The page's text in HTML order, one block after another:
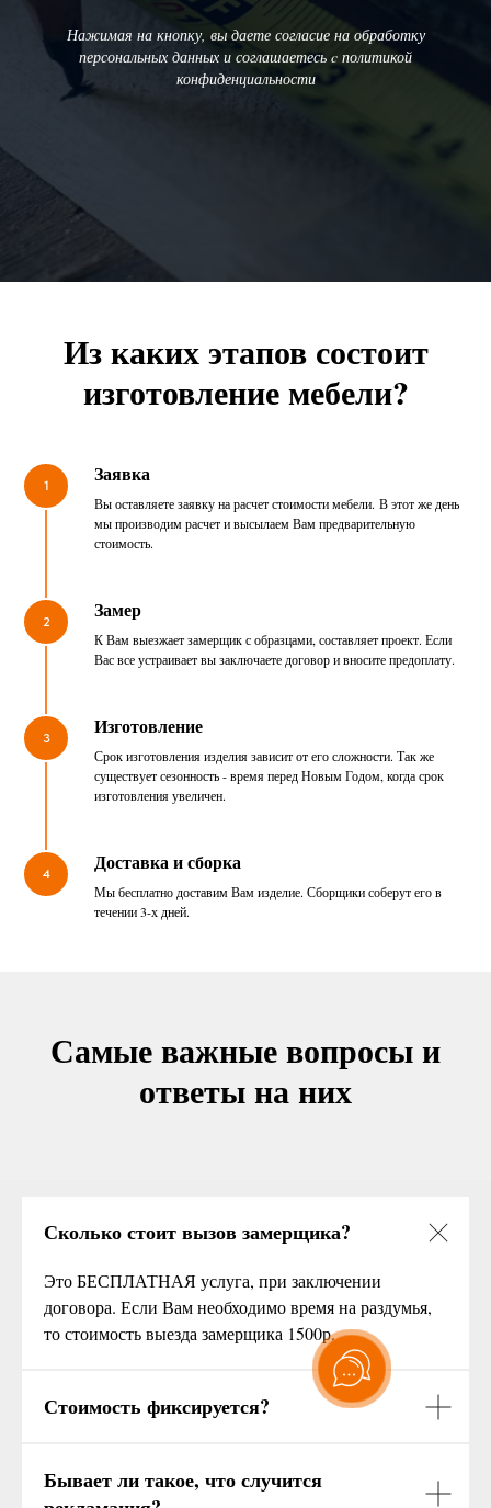
Нажимая на кнопку, вы даете согласие на обработку
персональных данных и соглашаетесь c политикой
конфиденциальности
Из каких этапов состоит
изготовление мебели?
1 Заявка
Вы оставляете заявку на расчет стоимости мебели. В этот же день
мы производим расчет и высылаем Вам предварительную
стоимость.
2 Замер
К Вам выезжает замерщик с образцами, составляет проект. Если
Вас все устраивает вы заключаете договор и вносите предоплату.
3 Изготовление
Срок изготовления изделия зависит от его сложности. Так же
существует сезонность - время перед Новым Годом, когда срок
изготовления увеличен.
4 Доставка и сборка
Мы бесплатно доставим Вам изделие. Сборщики соберут его в
течении 3-х дней.
Самые важные вопросы и
ответы на них
Сколько стоит вызов замерщика?
Это БЕСПЛАТНАЯ услуга, при заключении
договора. Если Вам необходимо время на раздумья,
то стоимость выезда замерщика 1500р.
Стоимость фиксируется?
Бывает ли такое, что случится